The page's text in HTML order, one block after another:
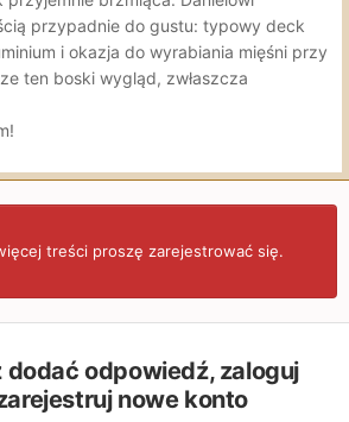
przypadnie do gustu: typowy deck
i okazja do wyrabiania mięśni przy
ten boski wygląd, zwłaszcza
treści proszę zarejestrować się.
dodać odpowiedź, zaloguj
nowe konto